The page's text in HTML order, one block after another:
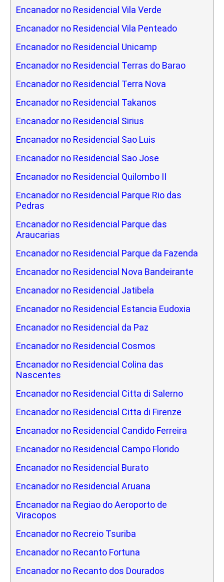
Encanador no Residencial Vila Verde
Encanador no Residencial Vila Penteado
Encanador no Residencial Unicamp
Encanador no Residencial Terras do Barao
Encanador no Residencial Terra Nova
Encanador no Residencial Takanos
Encanador no Residencial Sirius
Encanador no Residencial Sao Luis
Encanador no Residencial Sao Jose
Encanador no Residencial Quilombo II
Encanador no Residencial Parque Rio das
Pedras
Encanador no Residencial Parque das
Araucarias
Encanador no Residencial Parque da Fazenda
Encanador no Residencial Nova Bandeirante
Encanador no Residencial Jatibela
Encanador no Residencial Estancia Eudoxia
Encanador no Residencial da Paz
Encanador no Residencial Cosmos
Encanador no Residencial Colina das
Nascentes
Encanador no Residencial Citta di Salerno
Encanador no Residencial Citta di Firenze
Encanador no Residencial Candido Ferreira
Encanador no Residencial Campo Florido
Encanador no Residencial Burato
Encanador no Residencial Aruana
Encanador na Regiao do Aeroporto de
Viracopos
Encanador no Recreio Tsuriba
Encanador no Recanto Fortuna
Encanador no Recanto dos Dourados